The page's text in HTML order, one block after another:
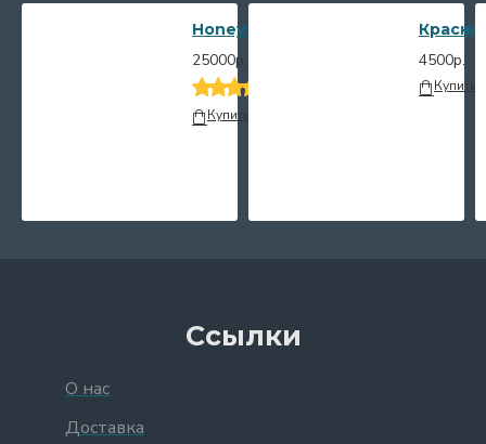
Honeywell Фильтр с
25000р.
Купить
Краска
4500р.
Купить
Ссылки
О нас
Доставка